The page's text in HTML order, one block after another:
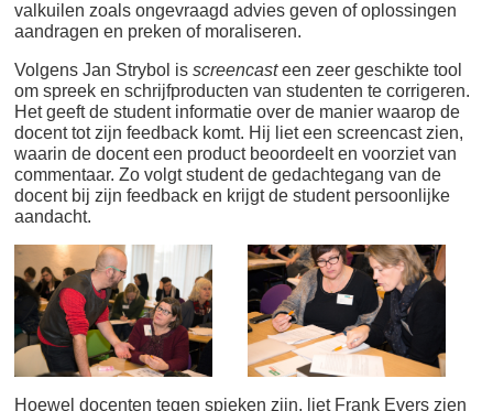
valkuilen zoals ongevraagd advies geven of oplossingen
aandragen en preken of moraliseren.
Volgens Jan Strybol isscreencasteen zeer geschikte tool
om spreek en schrijfproducten van studenten te corrigeren.
Het geeft de student informatie over de manier waarop de
docent tot zijn feedback komt. Hij liet een screencast zien,
waarin de docent een product beoordeelt en voorziet van
commentaar. Zo volgt student de gedachtegang van de
docent bij zijn feedback en krijgt de student persoonlijke
aandacht.
Hoewel docenten tegen spieken zijn, liet Frank Evers zien